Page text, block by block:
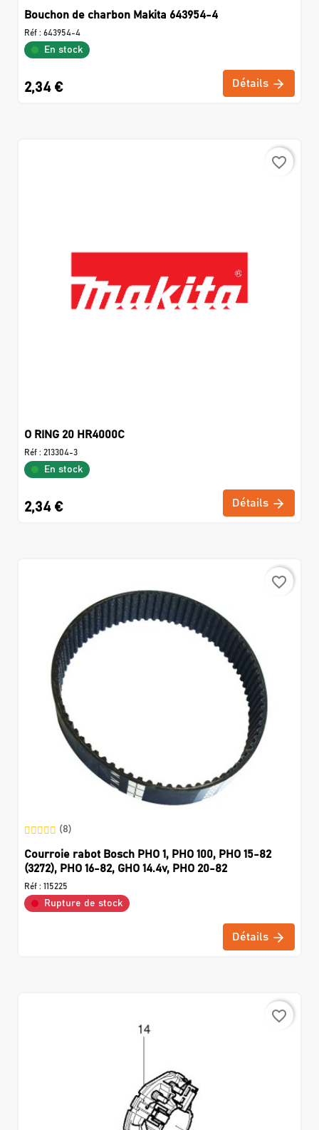
Bouchon de charbon Makita 643954-4
Réf : 643954-4
En stock
2,34 € Détails
favorite_border
O RING 20 HR4000C
Réf : 213304-3
En stock
2,34 € Détails
favorite_border
(8)
Courroie rabot Bosch PHO 1, PHO 100, PHO 15-82
(3272), PHO 16-82, GHO 14.4v, PHO 20-82
Réf : 115225
Rupture de stock
Détails
favorite_border